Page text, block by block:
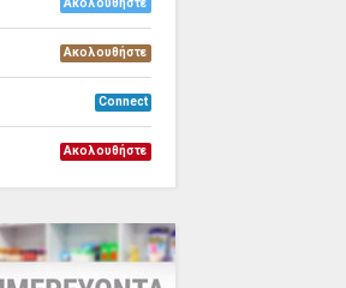
Ακολουθήστε
Ακολουθήστε
Connect
Ακολουθήστε